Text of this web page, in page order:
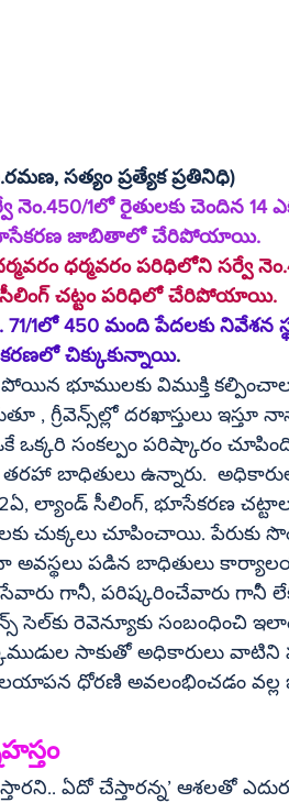
సత్యం ప్రత్యేక ప్రతినిధి)
నెం.450/1లో రైతులకు చెందిన
భూసేకరణ జాబితాలో చేరిపోయాయి.
ధర్మవరం పరిధిలోని సర్వే
వంద ఎకరాలు ల్యాండ్‌ సీలింగ్‌ చట్టం పరిధిలో చేరిపోయాయి.
1లో 450 మంది పేదలకు నివేశన
చిక్కుకున్నాయి.
భూములకు విముక్తి
ప్రయాసలు పడుతున్నా మోక్షం
ఒక్కరి సంకల్పం పరిష్కారం
బాధితులు ఉన్నారు.
వందలాది ఎకరాల భూములు
చుక్కలు చూపించాయి.
పడిన బాధితులు
గానీ, పరిష్కరించేవారు గానీ
సాకుతో అధికారులు
ధోరణి అవలంభించడం వల్ల
ఏదో చేస్తారన్న’ ఆశలతో